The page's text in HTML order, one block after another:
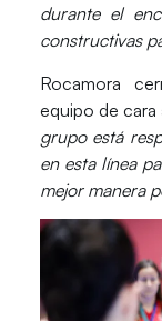
durante el
constructivas
Rocamora
equipo de cara
grupo está
en esta línea
mejor manera